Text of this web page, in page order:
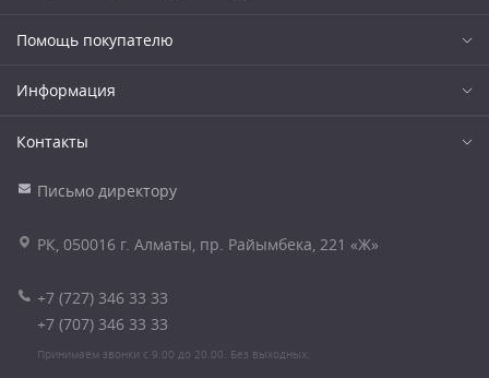
Помощь покупателю
Информация
Контакты
Письмо директору
РК, 050016 г. Алматы, пр. Райымбека, 221 «Ж»
+7 (727) 346 33 33
+7 (707) 346 33 33
Принимаем звонки с 9.00 до 20.00. Без выходных.